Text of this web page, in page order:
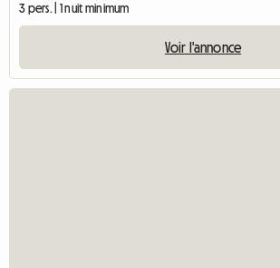
3 pers. | 1 nuit minimum
Voir l'annonce